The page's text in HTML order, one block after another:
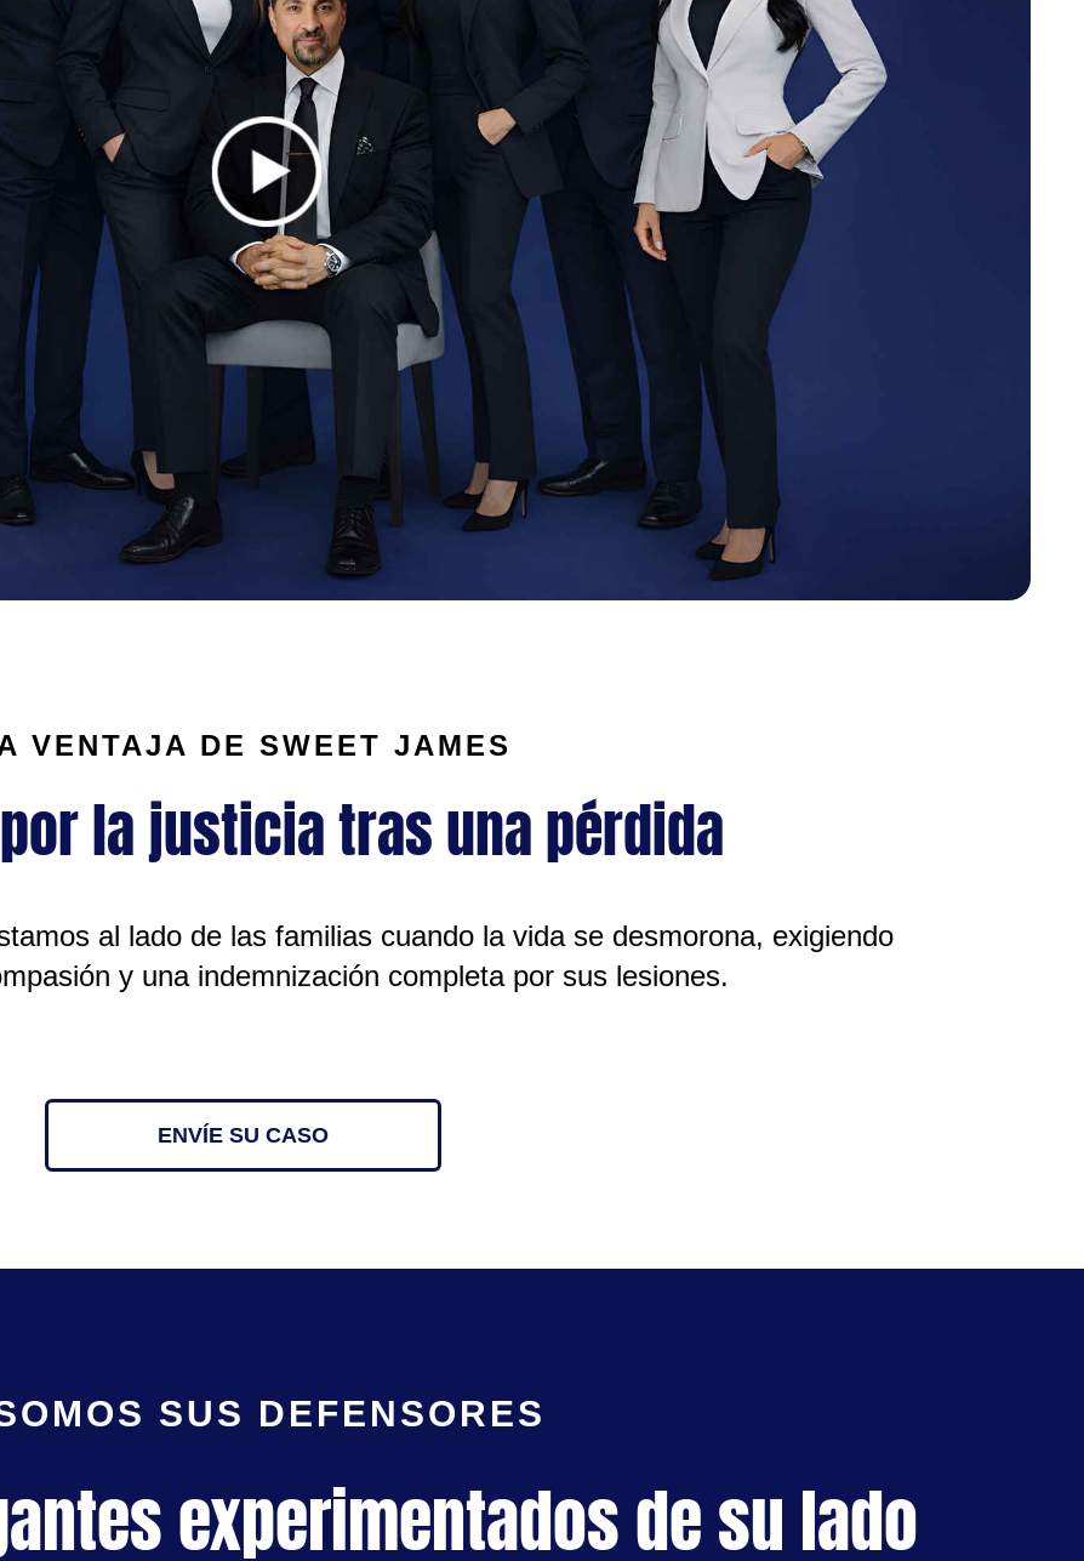
VENTAJA DE SWEET JAMES
la justicia tras una pérdida
al lado de las familias cuando la vida se desmorona, exigiendo
y una indemnización completa por sus lesiones.
ENVÍE SU CASO
SUS DEFENSORES
experimentados de su lado